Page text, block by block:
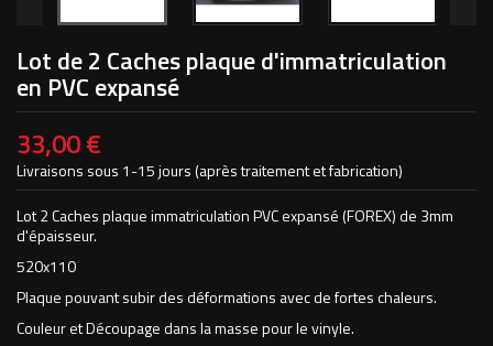
Lot de 2 Caches plaque d'immatriculation
en PVC expansé
33,00 €
Livraisons sous 1-15 jours (après traitement et fabrication)
Lot 2 Caches plaque immatriculation PVC expansé (FOREX) de 3mm
d'épaisseur.
520x110
Plaque pouvant subir des déformations avec de fortes chaleurs.
Couleur et Découpage dans la masse pour le vinyle.